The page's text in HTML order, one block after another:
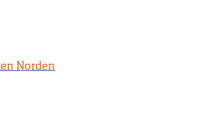
Norden